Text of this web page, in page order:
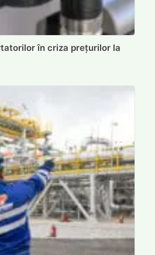
în criza prețurilor la